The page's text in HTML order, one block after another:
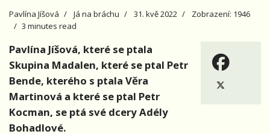
Pavlína Jíšová Já na bráchu 31. kvě 2022
Zobrazení: 1946
3 minutes read
Pavlína Jíšová, které se ptala
Skupina Madalen, které se ptal Petr
Bende, kterého s ptala Věra
Martinová a které se ptal Petr
Kocman, se ptá své dcery Adély
Bohadlové.